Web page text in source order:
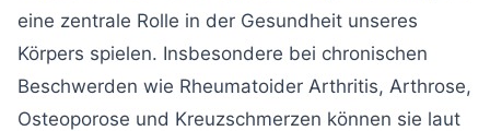
eine zentrale Rolle in der Gesundheit unseres
Körpers spielen. Insbesondere bei chronischen
Beschwerden wie Rheumatoider Arthritis, Arthrose,
Osteoporose und Kreuzschmerzen können sie laut